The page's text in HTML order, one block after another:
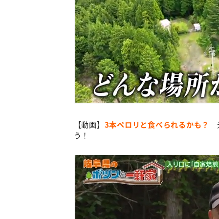
【動画】 3本ペロリと食べられるかも？
う！